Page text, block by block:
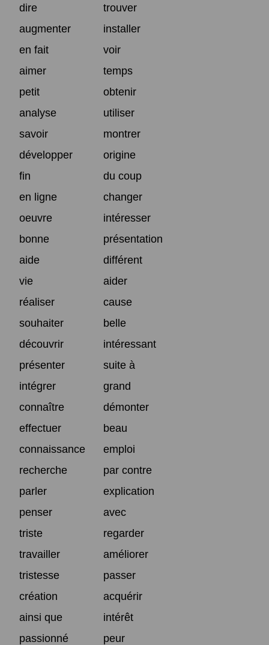
dire
trouver
augmenter
installer
en fait
voir
aimer
temps
petit
obtenir
analyse
utiliser
savoir
montrer
développer
origine
fin
du coup
en ligne
changer
oeuvre
intéresser
bonne
présentation
aide
différent
vie
aider
réaliser
cause
souhaiter
belle
découvrir
intéressant
présenter
suite à
intégrer
grand
connaître
démonter
effectuer
beau
connaissance
emploi
recherche
par contre
parler
explication
penser
avec
triste
regarder
travailler
améliorer
tristesse
passer
création
acquérir
ainsi que
intérêt
passionné
peur